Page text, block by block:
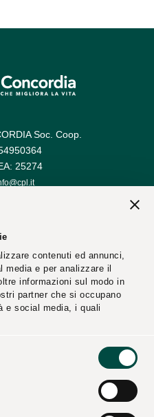
contenuti ed annunci,
media e per analizzare il
informazioni sul modo in
partner che si occupano
e social media, i quali
Soc. Coop.
25274